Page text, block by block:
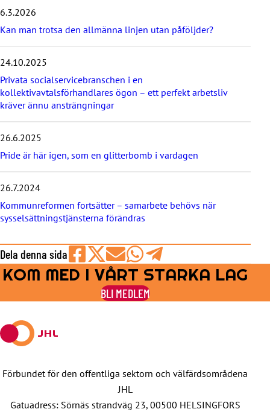
t
s
6.3.2026
Kan man trotsa den allmänna linjen utan påföljder?
24.10.2025
Privata socialservicebranschen i en
kollektivavtalsförhandlares ögon – ett perfekt arbetsliv
kräver ännu ansträngningar
26.6.2025
Pride är här igen, som en glitterbomb i vardagen
26.7.2024
Kommunreformen fortsätter – samarbete behövs när
sysselsättningstjänsterna förändras
Dela denna sida
Share
on
Facebook
Share
on
Share
by
E-
Share
on
WhatsApp
Share
on
Telegram
KOM MED I VÅRT STARKA LAG
BLI MEDLEM
Förbundet för den offentliga sektorn och välfärdsområdena
JHL
Gatuadress: Sörnäs strandväg 23, 00500 HELSINGFORS